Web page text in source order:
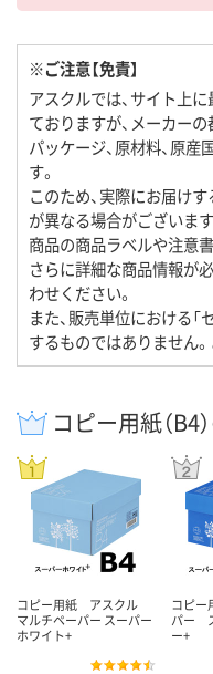
※ご注意【免責】
アスクルでは、サイト上
ておりますが、メーカーの
パッケージ、原材料、原
す。
このため、実際にお届け
が異なる場合がございま
商品の商品ラベルや注意
さらに詳細な商品情報が
わせください。
また、販売単位における「
するものではありません
コピー用紙（B4
コピー用紙 アスクル
マルチペーパー スーパー
ホワイト+
コピ
パー
ー+